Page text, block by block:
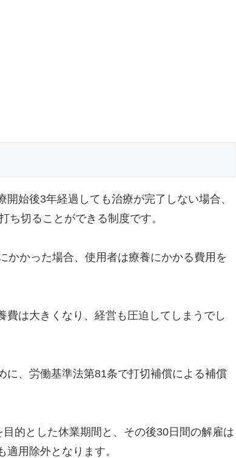
始後3年経過しても治療が完了しない場合、
ち切ることができる制度です。
かかった場合、使用者は療養にかかる費用を
は大きくなり、経営も圧迫してしまうでし
、労働基準法第81条で打切補償による補償
的とした休業期間と、その後30日間の解雇は
用除外となります。